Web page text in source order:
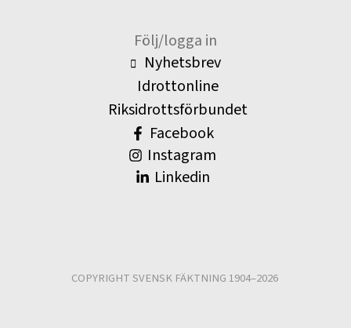
Följ/logga in
Nyhetsbrev
Idrottonline
Riksidrottsförbundet
Facebook
Instagram
Linkedin
COPYRIGHT SVENSK FÄKTNING 1904–2026